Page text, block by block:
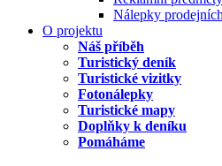
Nálepky
O projektu
Náš příběh
Turistický deník
Turistické vizitky
Fotonálepky
Turistické mapy
Doplňky k deníku
Pomáháme